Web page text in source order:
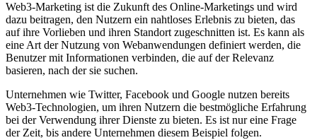
Web3-Marketing ist die Zukunft des Online-Marketings und wird
dazu beitragen, den Nutzern ein nahtloses Erlebnis zu bieten, das
auf ihre Vorlieben und ihren Standort zugeschnitten ist. Es kann als
eine Art der Nutzung von Webanwendungen definiert werden, die
Benutzer mit Informationen verbinden, die auf der Relevanz
basieren, nach der sie suchen.
Unternehmen wie Twitter, Facebook und Google nutzen bereits
Web3-Technologien, um ihren Nutzern die bestmögliche Erfahrung
bei der Verwendung ihrer Dienste zu bieten. Es ist nur eine Frage
der Zeit, bis andere Unternehmen diesem Beispiel folgen.